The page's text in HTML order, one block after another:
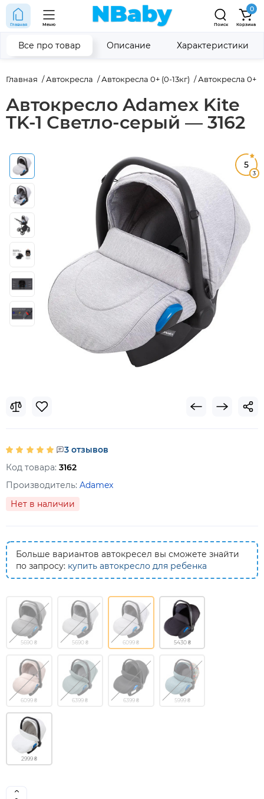
Главная Меню Поиск
0
Корзина
Главная Автокресла Автокресла 0+ (0-13кг) Автокресла 0+
Автокресло Adamex Kite
TK-1 Светло-серый — 3162
Все про товар Описание Характеристики
5
3
3 отзывов
Код товара: 3162
Производитель: Adamex
Нет в наличии
Больше вариантов автокресел вы сможете знайти
по запросу: купить автокресло для ребенка
5690 ₴ 5690 ₴ 6099 ₴ 5430 ₴
6099 ₴ 6399 ₴ 6399 ₴ 5999 ₴
2999 ₴